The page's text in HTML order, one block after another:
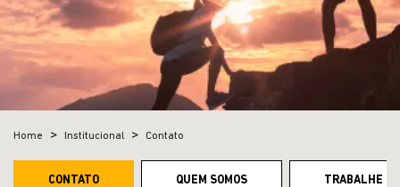
Home Institucional Contato
QUEM SOMOS
CONTATO TRABALHE